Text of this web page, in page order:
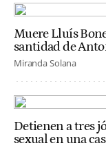
Muere Lluís
santidad de
Miranda Solana
Detienen a tres
sexual en una